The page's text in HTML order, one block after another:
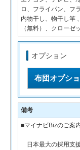
ロ、フライパン、フ
内物干し、物干し竿
（無料）、クロー
オプション
布団オプシ
備考
■マイナビBizのご案
日本最大の採用支